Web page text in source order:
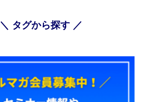
＼ タグから探す ／